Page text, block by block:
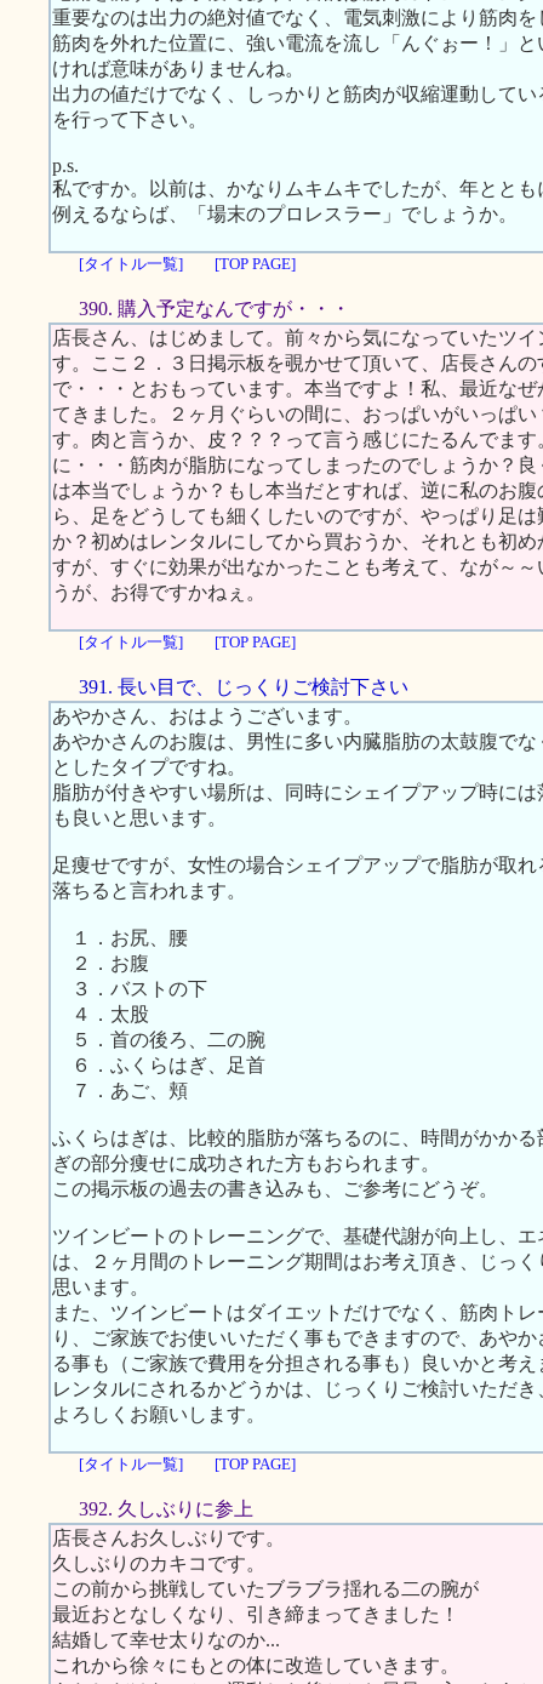
重要なのは出力の絶対値でなく、電気刺激により筋肉
筋肉を外れた位置に、強い電流を流し「んぐぉー！」
ければ意味がありませんね。
出力の値だけでなく、しっかりと筋肉が収縮運動して
を行って下さい。
p.s.
私ですか。以前は、かなりムキムキでしたが、年ととも
例えるならば、「場末のプロレスラー」でしょうか。
[タイトル一覧] [TOP PAGE]
390. 購入予定なんですが・・・
店長さん、はじめまして。前々から気になっていたツ
す。ここ２．３日掲示板を覗かせて頂いて、店長さん
で・・・とおもっています。本当ですよ！私、最近な
てきました。２ヶ月ぐらいの間に、おっぱいがいっぱ
す。肉と言うか、皮？？？って言う感じにたるんでま
に・・・筋肉が脂肪になってしまったのでしょうか？
は本当でしょうか？もし本当だとすれば、逆に私のお
ら、足をどうしても細くしたいのですが、やっぱり足
か？初めはレンタルにしてから買おうか、それとも初
すが、すぐに効果が出なかったことも考えて、なが～
うが、お得ですかねぇ。
[タイトル一覧] [TOP PAGE]
391. 長い目で、じっくりご検討下さい
あやかさん、おはようございます。
あやかさんのお腹は、男性に多い内臓脂肪の太鼓腹で
としたタイプですね。
脂肪が付きやすい場所は、同時にシェイプアップ時に
も良いと思います。
足痩せですが、女性の場合シェイプアップで脂肪が取
落ちると言われます。
１．お尻、腰
２．お腹
３．バストの下
４．太股
５．首の後ろ、二の腕
６．ふくらはぎ、足首
７．あご、頬
ふくらはぎは、比較的脂肪が落ちるのに、時間がかか
ぎの部分痩せに成功された方もおられます。
この掲示板の過去の書き込みも、ご参考にどうぞ。
ツインビートのトレーニングで、基礎代謝が向上し、
は、２ヶ月間のトレーニング期間はお考え頂き、じっ
思います。
また、ツインビートはダイエットだけでなく、筋肉ト
り、ご家族でお使いいただく事もできますので、あや
る事も（ご家族で費用を分担される事も）良いかと考え
レンタルにされるかどうかは、じっくりご検討いただ
よろしくお願いします。
[タイトル一覧] [TOP PAGE]
392. 久しぶりに参上
店長さんお久しぶりです。
久しぶりのカキコです。
この前から挑戦していたブラブラ揺れる二の腕が
最近おとなしくなり、引き締まってきました！
結婚して幸せ太りなのか...
これから徐々にもとの体に改造していきます。